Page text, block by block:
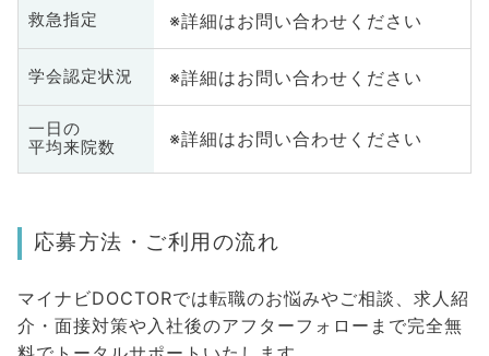
救急指定 ※詳細はお問い合わせください
学会認定状況 ※詳細はお問い合わせください
一日の
平均来院数
※詳細はお問い合わせください
応募方法・ご利用の流れ
マイナビDOCTORでは転職のお悩みやご相談、求人紹
介・面接対策や入社後のアフターフォローまで完全無